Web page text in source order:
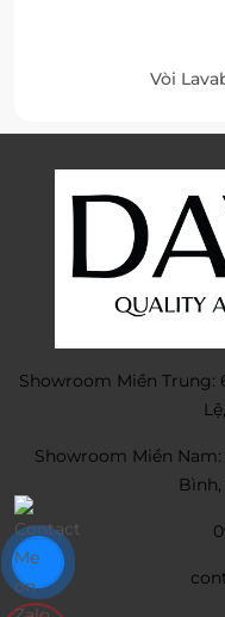
Vòi
Showroom Miền Trung:
Showroom Miền